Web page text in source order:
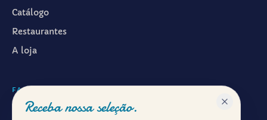
Catálogo
Restaurantes
A loja
FALAR CONOSCO
WhatsApp ·(11) 99601-7286
Receba nossa seleção.